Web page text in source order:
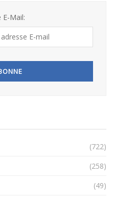
E-Mail:
(722)
(258)
(49)